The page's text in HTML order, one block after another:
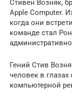
Стивен Возняк,
Apple Computer.
когда они
команде стал
Гений Стив
человек в
компьютерной